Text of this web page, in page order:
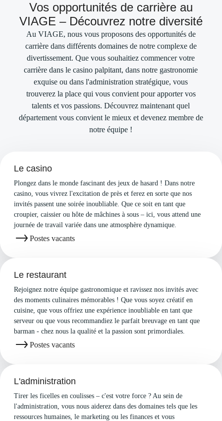
Vos opportunités de carrière au
VIAGE – Découvrez notre diversité
Au VIAGE, nous vous proposons des opportunités de
carrière dans différents domaines de notre complexe de
divertissement. Que vous souhaitiez commencer votre
carrière dans le casino palpitant, dans notre gastronomie
exquise ou dans l'administration stratégique, vous
trouverez la place qui vous convient pour apporter vos
talents et vos passions. Découvrez maintenant quel
département vous convient le mieux et devenez membre de
notre équipe !
Le casino
Plongez dans le monde fascinant des jeux de hasard ! Dans notre
casino, vous vivrez l'excitation de près et ferez en sorte que nos
invités passent une soirée inoubliable. Que ce soit en tant que
croupier, caissier ou hôte de mâchines à sous – ici, vous attend une
journée de travail variée dans une atmosphère dynamique.
Postes vacants
Le restaurant
Rejoignez notre équipe gastronomique et ravissez nos invités avec
des moments culinaires mémorables ! Que vous soyez créatif en
cuisine, que vous offriez une expérience inoubliable en tant que
serveur ou que vous recommandiez le parfait breuvage en tant que
barman - chez nous la qualité et la passion sont primordiales.
Postes vacants
L'administration
Tirer les ficelles en coulisses – c'est votre force ? Au sein de
l'administration, vous nous aiderez dans des domaines tels que les
ressources humaines, le marketing ou les finances et vous